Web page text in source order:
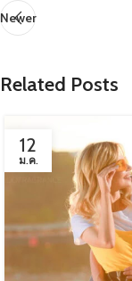
Newer
Related Posts
12
ม.ค.